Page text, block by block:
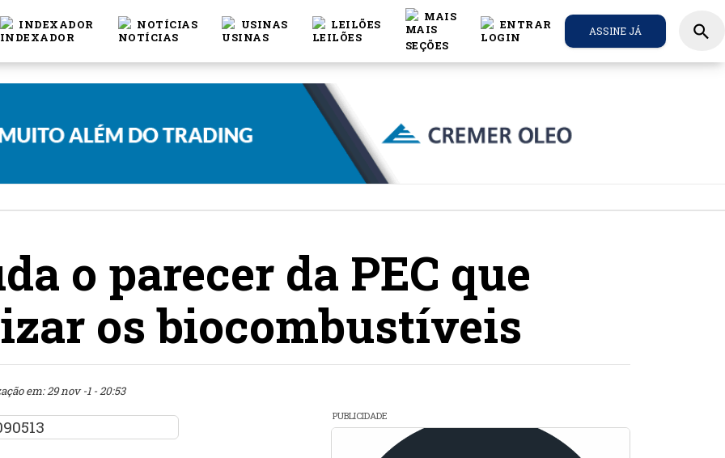
INDEXADOR NOTÍCIAS USINAS LEILÕES
MAIS
ENTRAR ASSINE JÁ search
o parecer da PEC que
os biocombustíveis
em: 29 nov -1 - 20:53
PUBLICIDADE